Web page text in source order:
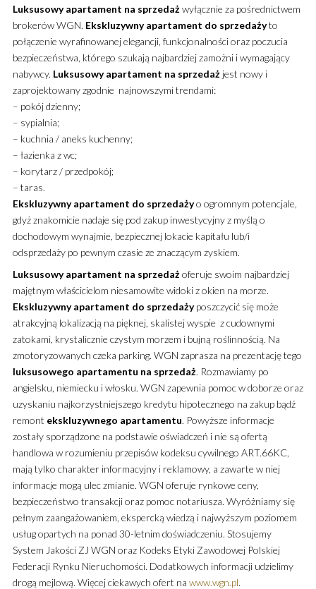
Luksusowy apartament na sprzedażwyłącznie za pośrednictwem
brokerów WGN. Ekskluzywny apartament do sprzedażyto
połączenie wyrafinowanej elegancji, funkcjonalności oraz poczucia
bezpieczeństwa, którego szukają najbardziej zamożni i wymagający
nabywcy. Luksusowy apartament na sprzedażjest nowy i
zaprojektowany zgodnie najnowszymi trendami:
– pokój dzienny;
– sypialnia;
– kuchnia / aneks kuchenny;
– łazienka z wc;
– korytarz / przedpokój;
– taras.
Ekskluzywny apartament do sprzedażyo ogromnym potencjale,
gdyż znakomicie nadaje się pod zakup inwestycyjny z myślą o
dochodowym wynajmie, bezpiecznej lokacie kapitału lub/i
odsprzedaży po pewnym czasie ze znaczącym zyskiem.
Luksusowy apartament na sprzedażoferuje swoim najbardziej
majętnym właścicielom niesamowite widoki z okien na morze.
Ekskluzywny apartament do sprzedażyposzczycić się może
atrakcyjną lokalizacją na pięknej, skalistej wyspie z cudownymi
zatokami, krystalicznie czystym morzem i bujną roślinnością. Na
zmotoryzowanych czeka parking. WGN zaprasza na prezentację tego
luksusowego apartamentu na sprzedaż. Rozmawiamy po
angielsku, niemiecku i włosku. WGN zapewnia pomoc w doborze oraz
uzyskaniu najkorzystniejszego kredytu hipotecznego na zakup bądź
remont ekskluzywnego apartamentu. Powyższe informacje
zostały sporządzone na podstawie oświadczeń i nie są ofertą
handlowa w rozumieniu przepisów kodeksu cywilnego ART.66KC,
mają tylko charakter informacyjny i reklamowy, a zawarte w niej
informacje mogą ulec zmianie. WGN oferuje rynkowe ceny,
bezpieczeństwo transakcji oraz pomoc notariusza. Wyróżniamy się
pełnym zaangażowaniem, ekspercką wiedzą i najwyższym poziomem
usług opartych na ponad 30-letnim doświadczeniu. Stosujemy
System Jakości ZJ WGN oraz Kodeks Etyki Zawodowej Polskiej
Federacji Rynku Nieruchomości. Dodatkowych informacji udzielimy
drogą mejlową. Więcej ciekawych ofert na www.wgn.pl.